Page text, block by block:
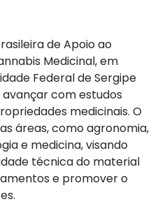
de Apoio ao
Medicinal, em
Federal de Sergipe
com estudos
medicinais. O
áreas, como agronomia,
e medicina, visando
técnica do material
e promover o